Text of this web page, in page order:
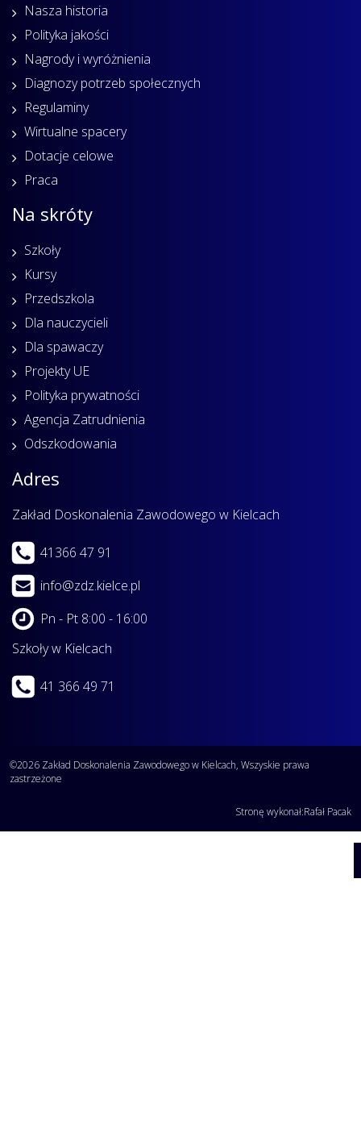
Nasza historia
Polityka jakości
Nagrody i wyróżnienia
Diagnozy potrzeb społecznych
Regulaminy
Wirtualne spacery
Dotacje celowe
Praca
Na skróty
Szkoły
Kursy
Przedszkola
Dla nauczycieli
Dla spawaczy
Projekty UE
Polityka prywatności
Agencja Zatrudnienia
Odszkodowania
Adres
Zakład Doskonalenia Zawodowego w Kielcach
41366 47 91
info@zdz.kielce.pl
Pn - Pt 8:00 - 16:00
Szkoły w Kielcach
41 366 49 71
©2026 Zakład Doskonalenia Zawodowego w Kielcach, Wszyskie prawa
zastrzeżone
Stronę wykonał:Rafał Pacak